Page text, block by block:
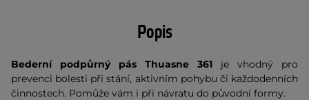
Popis
Bederní podpůrný pás Thuasne 361 je vhodný pro
prevenci bolesti při stání, aktivním pohybu či každodenních
činnostech. Pomůže vám i při návratu do původní formy.